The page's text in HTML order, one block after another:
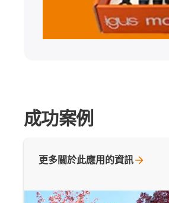
成功案例
更多關於此應用的資訊